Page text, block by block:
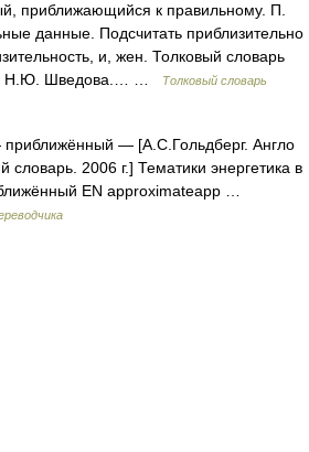
приближающийся к правильному. П.
данные. Подсчитать приблизительно
и, жен. Толковый словарь
Н.Ю. Шведова.… …
Толковый словарь
— [А.С.Гольдберг. Англо
словарь. 2006 г.] Тематики энергетика в
EN approximateapp …